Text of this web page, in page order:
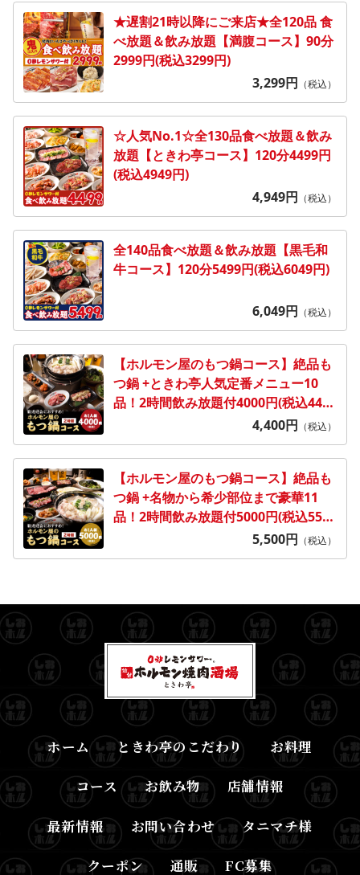
★遅割21時以降にご来店★全120品 食
べ放題＆飲み放題【満腹コース】90分
2999円(税込3299円)
3,299円 （税込）
☆人気No.1☆全130品食べ放題＆飲み
放題【ときわ亭コース】120分4499円
(税込4949円)
4,949円 （税込）
全140品食べ放題＆飲み放題【黒毛和
牛コース】120分5499円(税込6049円)
6,049円 （税込）
【ホルモン屋のもつ鍋コース】絶品も
つ鍋 +ときわ亭人気定番メニュー10
品！2時間飲み放題付4000円(税込4400
4,400円 （税込）
【ホルモン屋のもつ鍋コース】絶品も
つ鍋 +名物から希少部位まで豪華11
品！2時間飲み放題付5000円(税込5500
5,500円 （税込）
ホーム ときわ亭のこだわり お料理
コース お飲み物 店舗情報
最新情報 お問い合わせ タニマチ様
クーポン 通販 FC募集